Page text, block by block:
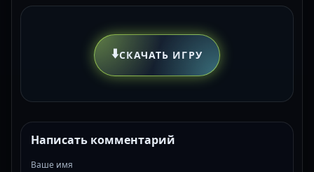
⬇️СКАЧАТЬ ИГРУ
Написать комментарий
Ваше имя